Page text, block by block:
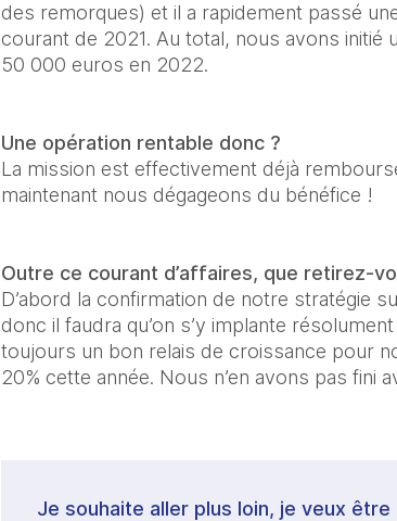
des remorques) et il a rapidement passé
courant de 2021. Au total, nous avons initié
50 000 euros en 2022.
Une opération rentable donc ?
La mission est effectivement déjà
maintenant nous dégageons du bénéfice !
Outre ce courant d’affaires, que retirez-
D’abord la confirmation de notre stratégie
donc il faudra qu’on s’y implante
toujours un bon relais de croissance pour
20% cette année. Nous n’en avons pas fini
Je souhaite aller plus loin, je veux